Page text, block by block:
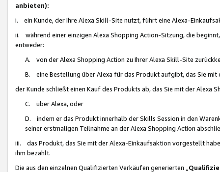
anbieten):
i. ein Kunde, der Ihre Alexa Skill-Site nutzt, führt eine Alexa-
ii. während einer einzigen Alexa Shopping Action-Sitzung, die
entweder:
A. von der Alexa Shopping Action zu Ihrer Alexa Skill-Site
B. eine Bestellung über Alexa für das Produkt aufgibt, das Sie mit
der Kunde schließt einen Kauf des Produkts ab, das Sie mit der Alexa
C. über Alexa, oder
D. indem er das Produkt innerhalb der Skills Session in den
seiner erstmaligen Teilnahme an der Alexa Shopping Action
iii. das Produkt, das Sie mit der Alexa-Einkaufsaktion vorgestellt
ihm bezahlt.
Die aus den einzelnen Qualifizierten Verkäufen generierten „